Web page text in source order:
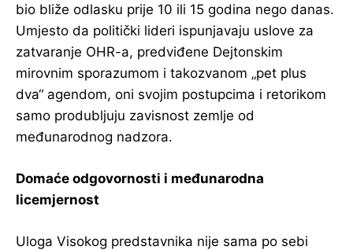
bio bliže odlasku prije 10 ili 15 godina nego danas.
Umjesto da politički lideri ispunjavaju uslove za
zatvaranje OHR-a, predviđene Dejtonskim
mirovnim sporazumom i takozvanom „pet plus
dva“ agendom, oni svojim postupcima i retorikom
samo produbljuju zavisnost zemlje od
međunarodnog nadzora.
Domaće odgovornosti i međunarodna
licemjernost
Uloga Visokog predstavnika nije sama po sebi